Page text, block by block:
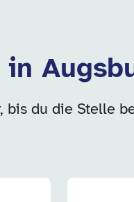
du die Stelle